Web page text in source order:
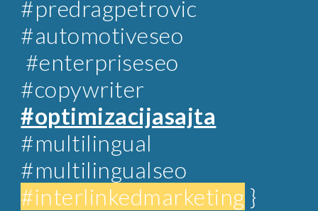
#predragpetrovic
#automotiveseo
#enterpriseseo
#copywriter
#optimizacijasajta
#multilingual
#multilingualseo
#interlinkedmarketing }